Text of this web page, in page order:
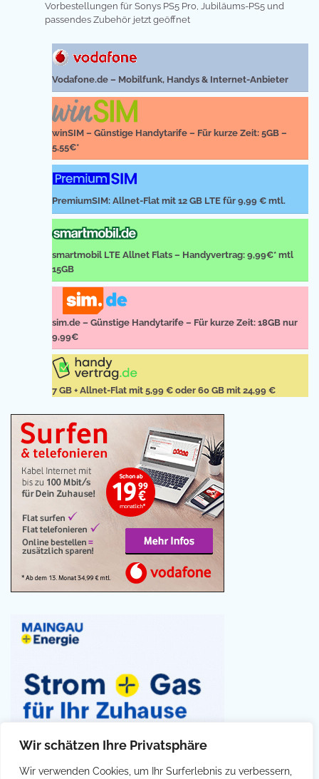
Wir schätzen Ihre Privatsphäre
Wir verwenden Cookies, um Ihr Surferlebnis zu verbessern,
Vorbestellungen für Sonys PS5 Pro, Jubiläums-PS5 und
passendes Zubehör jetzt geöffnet
Vodafone.de – Mobilfunk, Handys & Internet-Anbieter
winSIM – Günstige Handytarife – Für kurze Zeit: 5GB –
5,55€*
PremiumSIM: Allnet-Flat mit 12 GB LTE für 9,99 € mtl.
smartmobil LTE Allnet Flats – Handyvertrag: 9,99€* mtl
15GB
sim.de – Günstige Handytarife – Für kurze Zeit: 18GB nur
9,99€
7 GB + Allnet-Flat mit 5,99 € oder 60 GB mit 24,99 €